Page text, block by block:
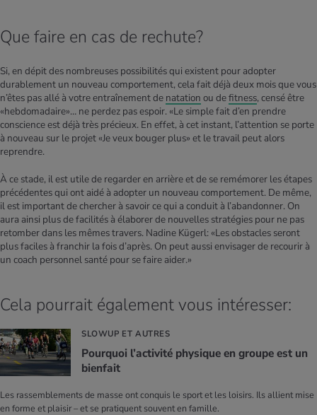
Que faire en cas de rechute?
Si, en dépit des nombreuses possibilités qui existent pour adopter
durablement un nouveau comportement, cela fait déjà deux mois que vous
n’êtes pas allé à votre entraînement de natation ou defitness, censé être
«hebdomadaire»… ne perdez pas espoir. «Le simple fait d’en prendre
conscience est déjà très précieux. En effet, à cet instant, l’attention se porte
à nouveau sur le projet «Je veux bouger plus» et le travail peut alors
reprendre.
À ce stade, il est utile de regarder en arrière et de se remémorer les étapes
précédentes qui ont aidé à adopter un nouveau comportement. De même,
il est important de chercher à savoir ce qui a conduit à l’abandonner. On
aura ainsi plus de facilités à élaborer de nouvelles stratégies pour ne pas
retomber dans les mêmes travers. Nadine Kügerl: «Les obstacles seront
plus faciles à franchir la fois d’après. On peut aussi envisager de recourir à
un coach personnel santé pour se faire aider.»
Cela pourrait également vous intéresser:
SLOWUP ET AUTRES
Pour­quoi l’ac­ti­vité phy­sique en groupe est un
bien­fait
Les rassemblements de masse ont conquis le sport et les loisirs. Ils allient mise
en forme et plaisir – et se pratiquent souvent en famille.